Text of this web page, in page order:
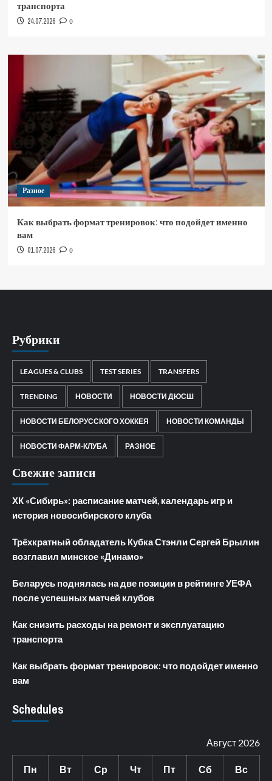
транспорта
24.07.2026 0
Разное
Как выбрать формат тренировок: что подойдет именно
вам
01.07.2026 0
Рубрики
LEAGUES & CLUBS TEST SERIES TRANSFERS
TRENDING НОВОСТИ НОВОСТИ ДЮСШ
НОВОСТИ БЕЛОРУССКОГО ХОККЕЯ НОВОСТИ КОМАНДЫ
НОВОСТИ ФАРМ-КЛУБА РАЗНОЕ
Свежие записи
ХК «Сибирь»: расписание матчей, календарь игр и
история новосибирского клуба
Трёхкратный обладатель Кубка Стэнли Сергей Брылин
возглавил минское «Динамо»
Беларусь поднялась на две позиции в рейтинге УЕФА
после успешных матчей клубов
Как снизить расходы на ремонт и эксплуатацию
транспорта
Как выбрать формат тренировок: что подойдет именно
вам
Schedules
Август 2026
Пн Вт Ср Чт Пт Сб Вс